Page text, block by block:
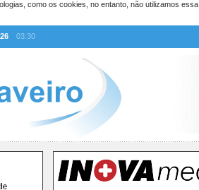
como os cookies, no entanto, não utilizamos
03:30